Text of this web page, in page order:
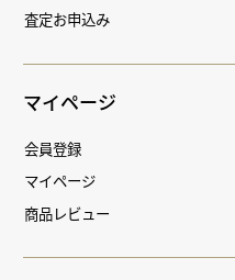
査定お申込み
マイページ
会員登録
マイページ
商品レビュー